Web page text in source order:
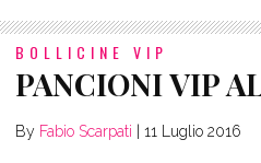
BOLLICINE VIP
PANCIONI VIP
By Fabio Scarpati 11 Luglio 2016